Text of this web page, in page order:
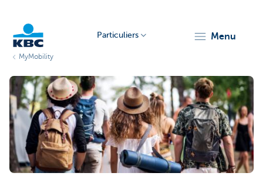
Particuliers menu
MyMobility